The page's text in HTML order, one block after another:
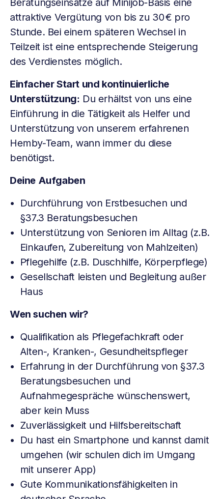
Beratungseinsätze auf Minijob-Basis eine
attraktive Vergütung von bis zu 30 € pro
Stunde. Bei einem späteren Wechsel in
Teilzeit ist eine entsprechende Steigerung
des Verdienstes möglich.
Einfacher Start und kontinuierliche
Unterstützung: Du erhältst von uns eine
Einführung in die Tätigkeit als Helfer und
Unterstützung von unserem erfahrenen
Hemby-Team, wann immer du diese
benötigst.
Deine Aufgaben
Durchführung von Erstbesuchen und
§37.3 Beratungsbesuchen
Unterstützung von Senioren im Alltag (z.B.
Einkaufen, Zubereitung von Mahlzeiten)
Pflegehilfe (z.B. Duschhilfe, Körperpflege)
Gesellschaft leisten und Begleitung außer
Haus
Wen suchen wir?
Qualifikation als Pflegefachkraft oder
Alten-, Kranken-, Gesundheitspfleger
Erfahrung in der Durchführung von §37.3
Beratungsbesuchen und
Aufnahmegespräche wünschenswert,
aber kein Muss
Zuverlässigkeit und Hilfsbereitschaft
Du hast ein Smartphone und kannst damit
umgehen (wir schulen dich im Umgang
mit unserer App)
Gute Kommunikationsfähigkeiten in